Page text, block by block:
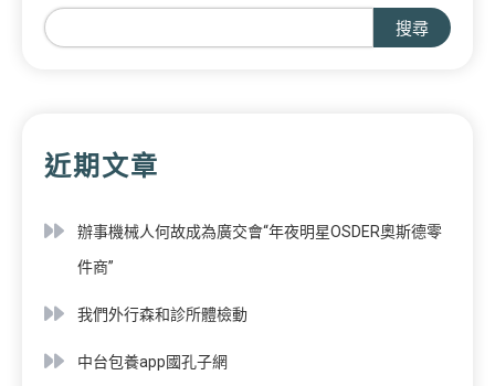
搜尋
近期文章
辦事機械人何故成為廣交會“年夜明星OSDER奧斯德零
件商”
我們外行森和診所體檢動
中台包養app國孔子網